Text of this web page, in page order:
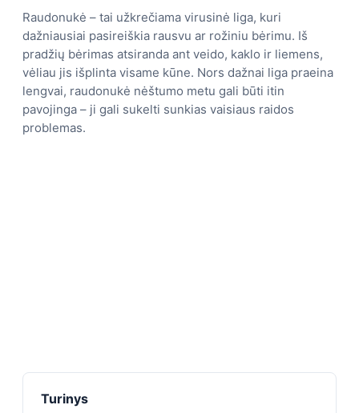
Raudonukė – tai užkrečiama virusinė liga, kuri
dažniausiai pasireiškia rausvu ar rožiniu bėrimu. Iš
pradžių bėrimas atsiranda ant veido, kaklo ir liemens,
vėliau jis išplinta visame kūne. Nors dažnai liga praeina
lengvai, raudonukė nėštumo metu gali būti itin
pavojinga – ji gali sukelti sunkias vaisiaus raidos
problemas.
Turinys